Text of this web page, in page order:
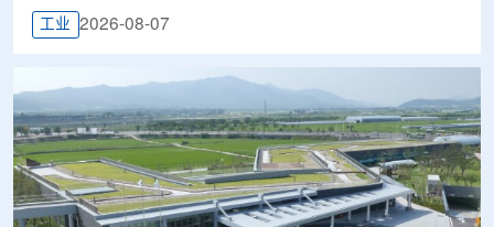
工业 2026-08-07